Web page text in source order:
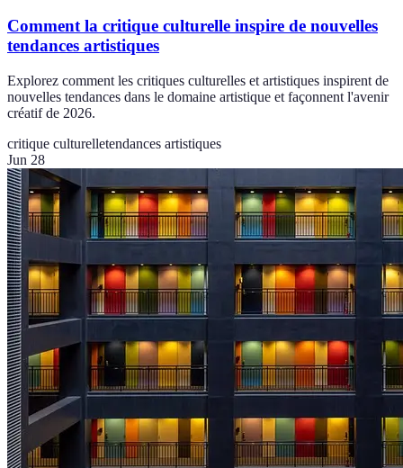
Comment la critique culturelle inspire de nouvelles
tendances artistiques
Explorez comment les critiques culturelles et artistiques inspirent de
nouvelles tendances dans le domaine artistique et façonnent l'avenir
créatif de 2026.
critique culturelletendances artistiques
Jun 28